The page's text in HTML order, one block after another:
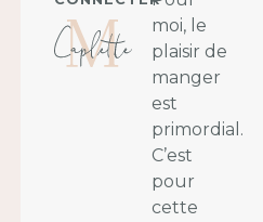
moi, le
plaisir de
manger
est
primordial.
C’est
pour
cette